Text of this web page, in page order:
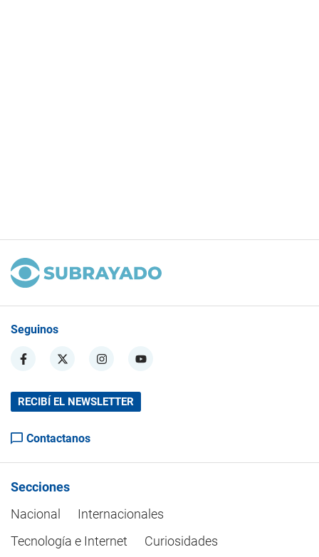
Seguinos
RECIBÍ EL NEWSLETTER
Contactanos
Secciones
Nacional
Internacionales
Tecnología e Internet
Curiosidades